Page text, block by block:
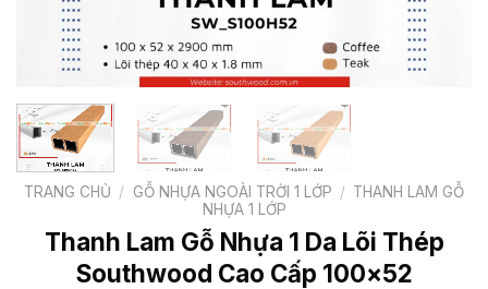
TRANG CHỦ / GỖ NHỰA NGOÀI TRỜI 1 LỚP / THANH LAM GỖ
NHỰA 1 LỚP
Thanh Lam Gỗ Nhựa 1 Da Lõi Thép
Southwood Cao Cấp 100×52